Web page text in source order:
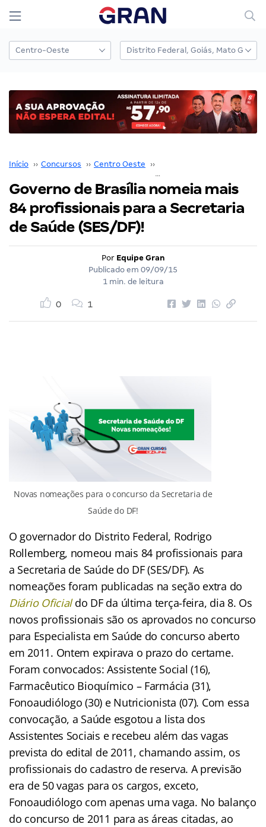
Início ›› Concursos ›› Centro Oeste ››
Governo de Brasília nomeia mais
84 profissionais para a Secretaria
de Saúde (SES/DF)!
Por Equipe Gran
Publicado em 09/09/15
1 min. de leitura
0 1
Novas nomeações para o concurso da Secretaria de
Saúde do DF!
O governador do Distrito Federal, Rodrigo
Rollemberg, nomeou mais 84 profissionais para
a Secretaria de Saúde do DF (SES/DF). As
nomeações foram publicadas na seção extra do
Diário Oficialdo DF da última terça-feira, dia 8. Os
novos profissionais são os aprovados no concurso
para Especialista em Saúde do concurso aberto
em 2011. Ontem expirava o prazo do certame.
Foram convocados: Assistente Social (16),
Farmacêutico Bioquímico – Farmácia (31),
Fonoaudiólogo (30) e Nutricionista (07). Com essa
convocação, a Saúde esgotou a lista dos
Assistentes Sociais e recebeu além das vagas
prevista do edital de 2011, chamando assim, os
profissionais do cadastro de reserva. A previsão
era de 50 vagas para os cargos, exceto,
Fonoaudiólogo com apenas uma vaga. No balanço
do concurso de 2011 para as áreas citadas, ao